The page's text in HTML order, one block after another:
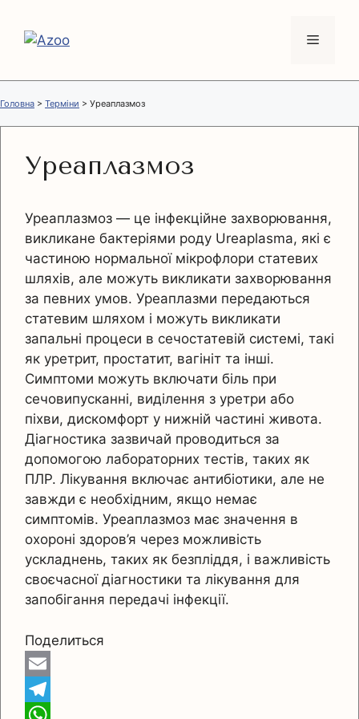
вмісту
Меню
Головна > Терміни > Уреаплазмоз
Уреаплазмоз
Уреаплазмоз — це інфекційне захворювання,
викликане бактеріями роду Ureaplasma, які є
частиною нормальної мікрофлори статевих
шляхів, але можуть викликати захворювання
за певних умов. Уреаплазми передаються
статевим шляхом і можуть викликати
запальні процеси в сечостатевій системі, такі
як уретрит, простатит, вагініт та інші.
Симптоми можуть включати біль при
сечовипусканні, виділення з уретри або
піхви, дискомфорт у нижній частині живота.
Діагностика зазвичай проводиться за
допомогою лабораторних тестів, таких як
ПЛР. Лікування включає антибіотики, але не
завжди є необхідним, якщо немає
симптомів. Уреаплазмоз має значення в
охороні здоров’я через можливість
ускладнень, таких як безпліддя, і важливість
своєчасної діагностики та лікування для
запобігання передачі інфекції.
Поделиться
E
m
T